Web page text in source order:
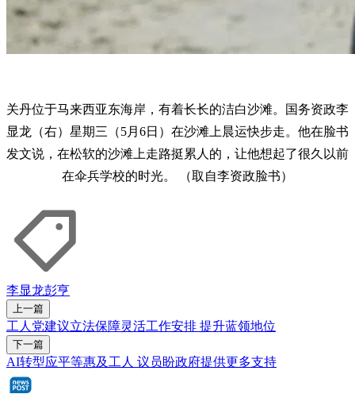
关丹位于马来西亚东海岸，有着长长的洁白沙滩。国务资政李
显龙（右）星期三（5月6日）在沙滩上晨运快步走。他在脸书
发文说，在松软的沙滩上走路挺累人的，让他想起了很久以前
在伞兵学校的时光。 （取自李资政脸书）
李显龙彭亨
上一篇
工人党建议立法保障灵活工作安排 提升蓝领地位
下一篇
AI转型应平等惠及工人 议员盼政府提供更多支持